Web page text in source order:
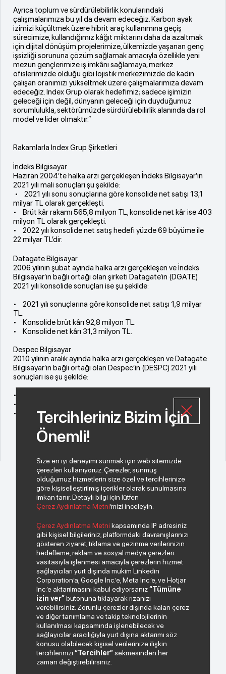
Ayrıca toplum ve sürdürülebilirlik konularındaki
çalışmalarımıza bu yıl da devam edeceğiz. Karbon ayak
izimizi küçültmek üzere hibrit araç kullanımına geçiş
sürecimize, kullandığımız kâğıt miktarını daha da azaltmak
için dijital dönüşüm projelerimize, ülkemizde yaşanan genç
işsizliği sorununa çözüm sağlamak amacıyla özellikle yeni
mezun gençlerimize iş imkânı sağlamaya, merkez
ofislerimizde olduğu gibi lojistik merkezimizde de kadın
çalışan oranımızı yükseltmek üzere çalışmalarımıza devam
edeceğiz. Index Grup olarak hedefimiz; sadece işimizin
geleceği için değil, dünyanın geleceği için duyduğumuz
sorumlulukla, sektörümüzde sürdürülebilirlik alanında da rol
model ve lider olmaktır.”
Rakamlarla Index Grup Şirketleri
İndeks Bilgisayar
Haziran 2004’te halka arzı gerçekleşen İndeks Bilgisayar’ın
2021 yılı mali sonuçları şu şekilde:
• 2021 yılı sonu sonuçlarına göre konsolide net satışı 13,1
milyar TL olarak gerçekleşti.
• Brüt kâr rakamı 565,8 milyon TL, konsolide net kâr ise 403
milyon TL olarak gerçekleşti.
• 2022 yılı konsolide net satış hedefi yüzde 69 büyüme ile
22 milyar TL’dir.
Datagate Bilgisayar
2006 yılının şubat ayında halka arzı gerçekleşen ve İndeks
Bilgisayar’ın bağlı ortağı olan şirketi Datagate’in (DGATE)
2021 yılı konsolide sonuçları ise şu şekilde:
• 2021 yılı sonuçlarına göre konsolide net satışı 1,9 milyar
TL.
• Konsolide brüt kârı 92,8 milyon TL.
• Konsolide net kârı 31,3 milyon TL.
Despec Bilgisayar
2010 yılının aralık ayında halka arzı gerçekleşen ve Datagate
Bilgisayar’ın bağlı ortağı olan Despec’in (DESPC) 2021 yılı
sonuçları ise şu şekilde:
• 2021 yılı sonuçlarına göre net satışı 774,7 milyon TL.
• Brüt kârı 56,6 milyon TL.
• Net kârı 41,7 milyon TL.
Bizden haberiniz olsun.
Paylaştığım kişisel verilerimin işlenmesi hususunda
“Kişisel Verilerin Korunması Politikası”okudum ve
anladım.
"Ticari Elektronik İleti Onay Metni"
Tercihleriniz Bizim İçin
Önemli!
Size en iyi deneyimi sunmak için web sitemizde
çerezleri kullanıyoruz. Çerezler, sunmuş
olduğumuz hizmetlerin size özel ve tercihlerinize
göre kişiselleştirilmiş içerikler olarak sunulmasına
imkan tanır. Detaylı bilgi için lütfen
Çerez Aydınlatma Metni’mizi inceleyin.
Çerez Aydınlatma Metni kapsamında IP adresiniz
gibi kişisel bilgileriniz, platformdaki davranışlarınızı
gösteren ziyaret, tıklama ve gezinme verilerinizin
hedefleme, reklam ve sosyal medya çerezleri
vasıtasıyla işlenmesi amacıyla çerezlerin hizmet
sağlayıcıları yurt dışında mukim Linkedin
Corporation’a, Google Inc.’e, Meta Inc.’e, ve Hotjar
Inc.’e aktarılmasını kabul ediyorsanız“Tümüne
izin ver”butonuna tıklayarak rızanızı
verebilirsiniz. Zorunlu çerezler dışında kalan çerez
ve diğer tanımlama ve takip teknolojilerinin
kullanılması kapsamında işlenebilecek ve
sağlayıcılar aracılığıyla yurt dışına aktarımı söz
konusu olabilecek kişisel verilerinize ilişkin
tercihlerinizi“Tercihler”sekmesinden her
zaman değiştirebilirsiniz.